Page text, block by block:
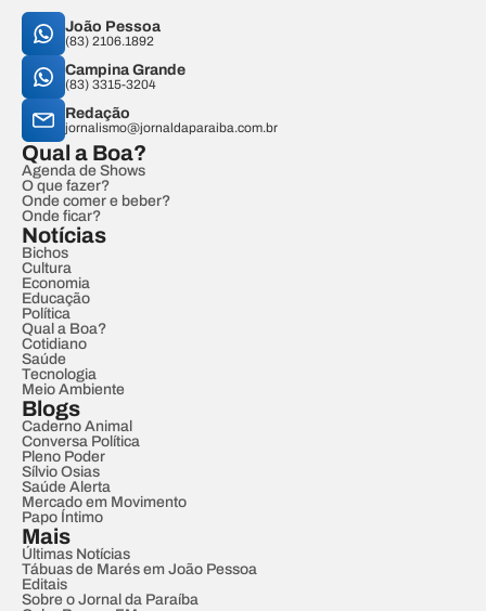
João Pessoa
(83) 2106.1892
Campina Grande
(83) 3315-3204
Redação
jornalismo@jornaldaparaiba.com.br
Qual a Boa?
Agenda de Shows
O que fazer?
Onde comer e beber?
Onde ficar?
Notícias
Bichos
Cultura
Economia
Educação
Política
Qual a Boa?
Cotidiano
Saúde
Tecnologia
Meio Ambiente
Blogs
Caderno Animal
Conversa Política
Pleno Poder
Sílvio Osias
Saúde Alerta
Mercado em Movimento
Papo Íntimo
Mais
Últimas Notícias
Tábuas de Marés em João Pessoa
Editais
Sobre o Jornal da Paraíba